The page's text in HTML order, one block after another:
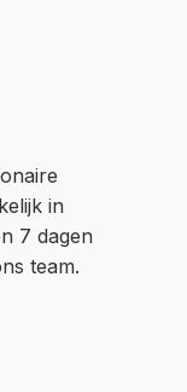
in
7 dagen
team.